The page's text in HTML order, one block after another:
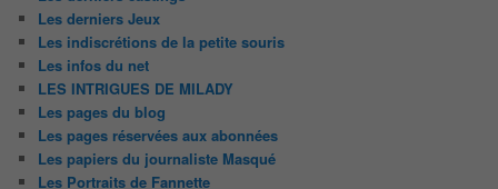
Les derniers Jeux
Les indiscrétions de la petite souris
Les infos du net
LES INTRIGUES DE MILADY
Les pages du blog
Les pages réservées aux abonnées
Les papiers du journaliste Masqué
Les Portraits de Fannette